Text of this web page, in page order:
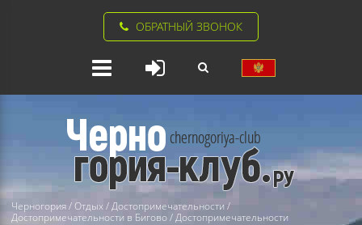
ОБРАТНЫЙ ЗВОНОК
Черногория/ Отдых/Достопримечательности /
Достопримечательности в Бигово/Достопримечательности